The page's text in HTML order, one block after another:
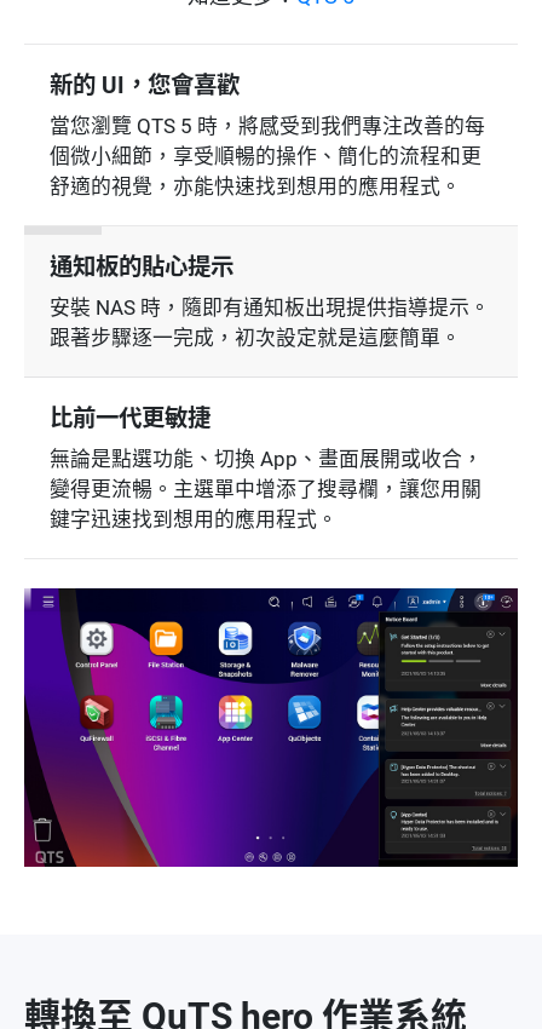
新的 UI，您會喜歡
當您瀏覽 QTS 5 時，將感受到我們專注改善的每
個微小細節，享受順暢的操作、簡化的流程和更
舒適的視覺，亦能快速找到想用的應用程式。
通知板的貼心提示
安裝 NAS 時，隨即有通知板出現提供指導提示。
跟著步驟逐一完成，初次設定就是這麼簡單。
比前一代更敏捷
無論是點選功能、切換 App、畫面展開或收合，
變得更流暢。主選單中增添了搜尋欄，讓您用關
鍵字迅速找到想用的應用程式。
轉換至 QuTS hero 作業系統